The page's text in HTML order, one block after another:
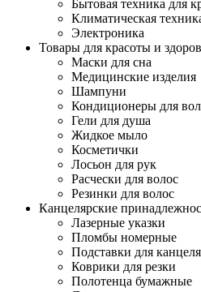
Бытовая техника для
Климатическая
Электроника
Товары для красоты и
Маски для сна
Медицинские изделия
Шампуни
Кондиционеры для
Гели для душа
Жидкое мыло
Косметички
Лосьон для рук
Расчески для волос
Резинки для волос
Канцелярские
Лазерные указки
Пломбы номерные
Подставки для
Коврики для резки
Полотенца бумажные